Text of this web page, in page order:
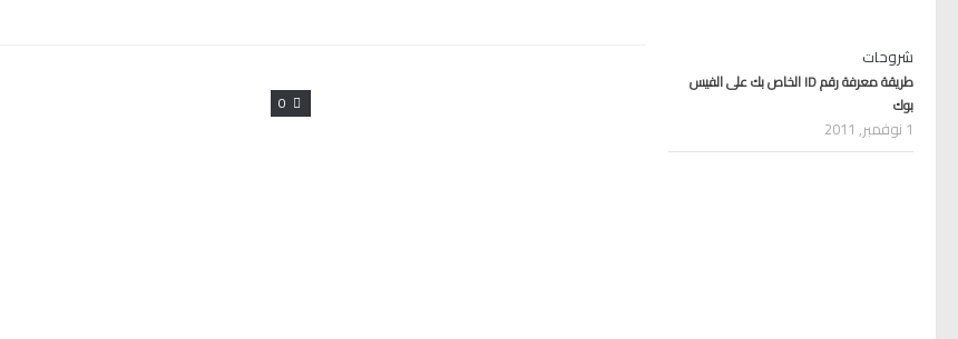
0
شروحات
طريقة معرفة رقم ID الخاص بك على الفيس
بوك
1 نوفمبر, 2011